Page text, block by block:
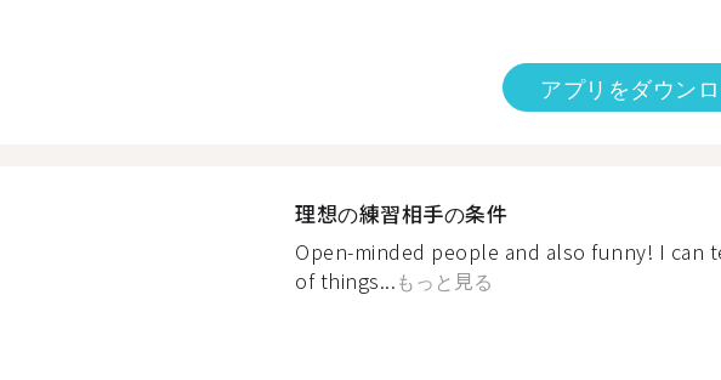
アプリをダウン
理想の練習相手の条件
Open-minded people and also funny! I can
of things...もっと見る